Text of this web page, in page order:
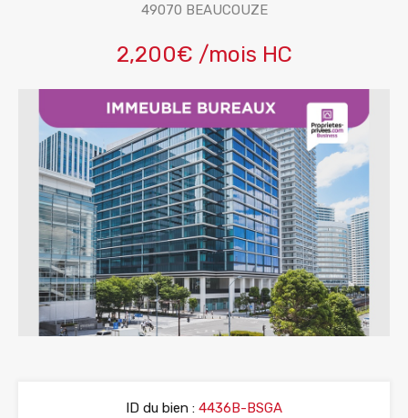
49070 BEAUCOUZE
2,200€ /mois HC
ID du bien : 4436B-BSGA